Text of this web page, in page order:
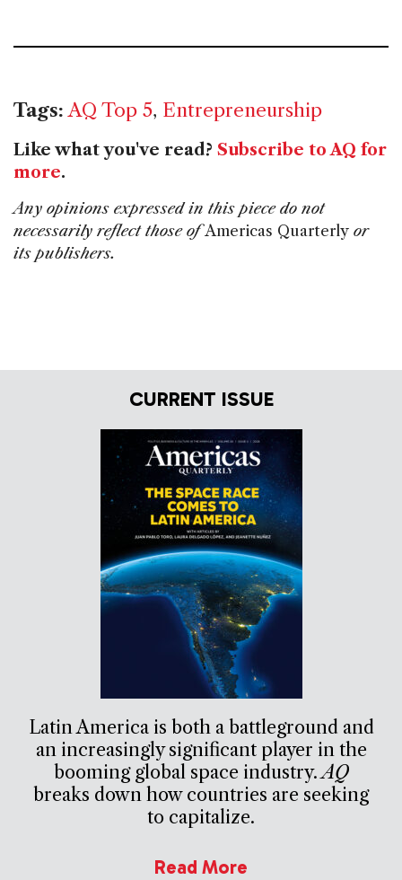
Tags: AQ Top 5, Entrepreneurship
Like what you've read? Subscribe to AQ for
more.
Any opinions expressed in this piece do not
necessarily reflect those ofAmericas Quarterly or
its publishers.
CURRENT ISSUE
Latin America is both a battleground and
an increasingly significant player in the
booming global space industry.AQ
breaks down how countries are seeking
to capitalize.
Read More